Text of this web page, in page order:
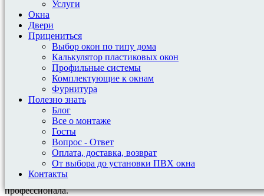
Услуги
Окна
Двери
Прицениться
Выбор окон по типу дома
Калькулятор пластиковых окон
Профильные системы
Комплектующие к окнам
Фурнитура
Полезно знать
Блог
Все о монтаже
Госты
Вопрос - Ответ
Оплата, доставка, возврат
От выбора до установки ПВХ окна
Контакты
Как самостоятельно
отремонтировать
пластиковое окно
25 апреля, 2023
Красивые и функциональные металлопластиковые оконные
конструкции очень надежны. Они служат долго и
беспроблемно. Но все-таки иногда требуют ремонта. Не всегда
надо приглашать специалиста. Разберемся, как
отремонтировать пластиковое окно без мастера-
профессионала.